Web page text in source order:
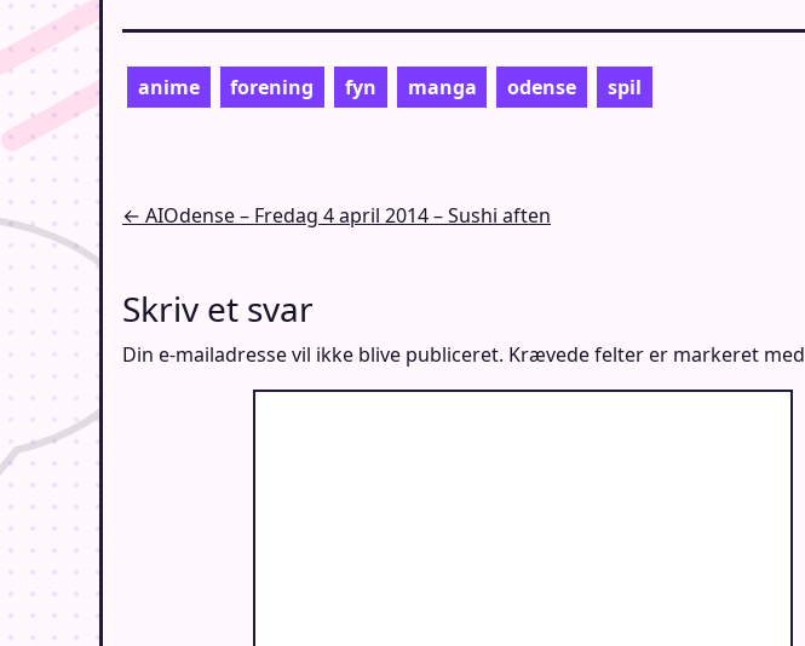
anime forening fyn manga odense spil
Indlægsnavigation
← AIOdense – Fredag 4 april 2014 – Sushi aften
Skriv et svar
Din e-mailadresse vil ikke blive publiceret. Krævede felter er markeret med